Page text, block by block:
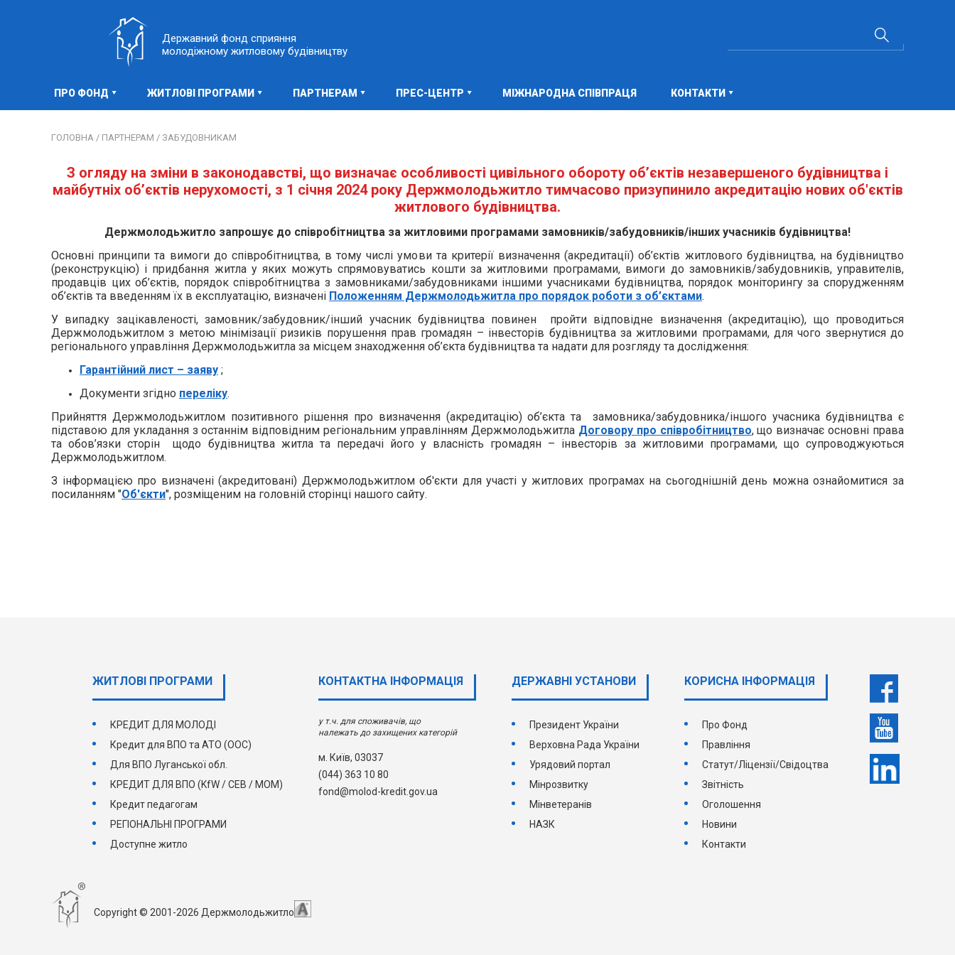
Державний фонд сприяння
молодіжному житловому будівництву
ПРО ФОНД ЖИТЛОВІ ПРОГРАМИ ПАРТНЕРАМ ПРЕС-ЦЕНТР МІЖНАРОДНА СПІВПРАЦЯ КОНТАКТИ
ГОЛОВНА / ПАРТНЕРАМ / ЗАБУДОВНИКАМ
З огляду на зміни в законодавстві, що визначає особливості цивільного обороту об’єктів незавершеного будівництва і
майбутніх об’єктів нерухомості, з 1 січня 2024 року Держмолодьжитло тимчасово призупинило акредитацію нових об'єктів
житлового будівництва.
Держмолодьжитло запрошує до співробітництва за житловими програмами замовників/забудовників/інших учасників будівництва!
Основні принципи та вимоги до співробітництва, в тому числі умови та критерії визначення (акредитації) об’єктів житлового будівництва, на будівництво
(реконструкцію) і придбання житла у яких можуть спрямовуватись кошти за житловими програмами, вимоги до замовників/забудовників, управителів,
продавців цих об’єктів, порядок співробітництва з замовниками/забудовниками іншими учасниками будівництва, порядок моніторингу за спорудженням
об’єктів та введенням їх в експлуатацію, визначені Положенням Держмолодьжитла про порядок роботи з об’єктами.
У випадку зацікавленості, замовник/забудовник/інший учасник будівництва повинен пройти відповідне визначення (акредитацію), що проводиться
Держмолодьжитлом з метою мінімізації ризиків порушення прав громадян – інвесторів будівництва за житловими програмами, для чого звернутися до
регіонального управління Держмолодьжитла за місцем знаходження об’єкта будівництва та надати для розгляду та дослідження:
Гарантійний лист – заяву ;
Документи згідно переліку.
Прийняття Держмолодьжитлом позитивного рішення про визначення (акредитацію) об’єкта та замовника/забудовника/іншого учасника будівництва є
підставою для укладання з останнім відповідним регіональним управлінням Держмолодьжитла Договору про співробітництво, що визначає основні права
та обов’язки сторін щодо будівництва житла та передачі його у власність громадян – інвесторів за житловими програмами, що супроводжуються
Держмолодьжитлом.
З інформацією про визначені (акредитовані) Держмолодьжитлом об'єкти для участі у житлових програмах на сьогоднішній день можна ознайомитися за
посиланням "Об'єкти", розміщеним на головній сторінці нашого сайту.
ЖИТЛОВІ ПРОГРАМИ
КРЕДИТ ДЛЯ МОЛОДІ
Кредит для ВПО та АТО (ООС)
Для ВПО Луганської обл.
КРЕДИТ ДЛЯ ВПО (KfW / СЕВ / МОМ)
Кредит педагогам
РЕГІОНАЛЬНІ ПРОГРАМИ
Доступне житло
КОНТАКТНА ІНФОРМАЦІЯ
у т.ч. для споживачів, що
належать до захищених категорій
м. Київ, 03037
(044) 363 10 80
fond@molod-kredit.gov.ua
ДЕРЖАВНI УСТАНОВИ
Президент України
Верховна Рада України
Урядовий портал
Мінрозвитку
Мінветеранів
НАЗК
КОРИСНА ІНФОРМАЦІЯ
Про Фонд
Правління
Статут/Ліцензії/Свідоцтва
Звітність
Оголошення
Новини
Контакти
Copyright © 2001-2026 Держмолодьжитло